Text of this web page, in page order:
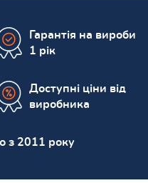
Гарантія на вироби
1 рік
Доступні ціни від
виробника
з 2011 року